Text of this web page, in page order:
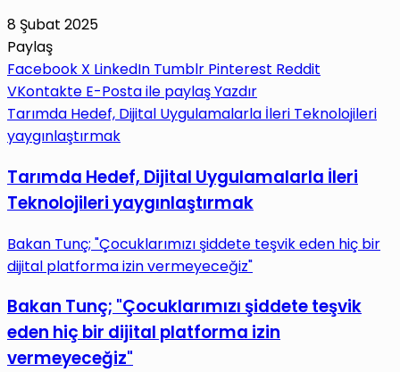
8 Şubat 2025
Paylaş
Facebook X LinkedIn Tumblr Pinterest Reddit
VKontakte E-Posta ile paylaşYazdır
Tarımda Hedef, Dijital Uygulamalarla İleri Teknolojileri
yaygınlaştırmak
Tarımda Hedef, Dijital Uygulamalarla İleri
Teknolojileri yaygınlaştırmak
Bakan Tunç; "Çocuklarımızı şiddete teşvik eden hiç bir
dijital platforma izin vermeyeceğiz"
Bakan Tunç; "Çocuklarımızı şiddete teşvik
eden hiç bir dijital platforma izin
vermeyeceğiz"